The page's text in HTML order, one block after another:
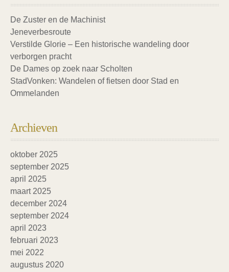
De Zuster en de Machinist
Jeneverbesroute
Verstilde Glorie – Een historische wandeling door
verborgen pracht
De Dames op zoek naar Scholten
StadVonken: Wandelen of fietsen door Stad en
Ommelanden
Archieven
oktober 2025
september 2025
april 2025
maart 2025
december 2024
september 2024
april 2023
februari 2023
mei 2022
augustus 2020